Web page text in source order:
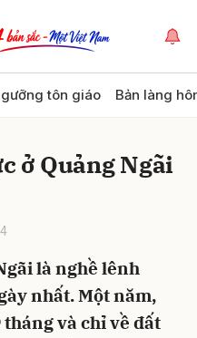
tôn giáo Bản làng
ở Quảng Ngãi
là nghề lênh
nhất. Một năm,
và chỉ về đất
Hủy